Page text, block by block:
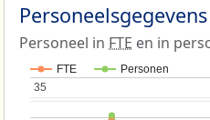
Personeelsgegevens
Personeel in FTE en in
FTE Personen
35
35